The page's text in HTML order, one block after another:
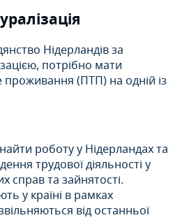
Нідерландів за
потрібно мати
проживання (ПТП) на одній із
роботу у Нідерландах та
трудової діяльності у
справ та зайнятості.
у країні в рамках
від останньої